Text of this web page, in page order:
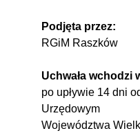
Podjęta przez:
RGiM Raszków
Uchwała wchodzi
po upływie 14 dni
Urzędowym
Województwa